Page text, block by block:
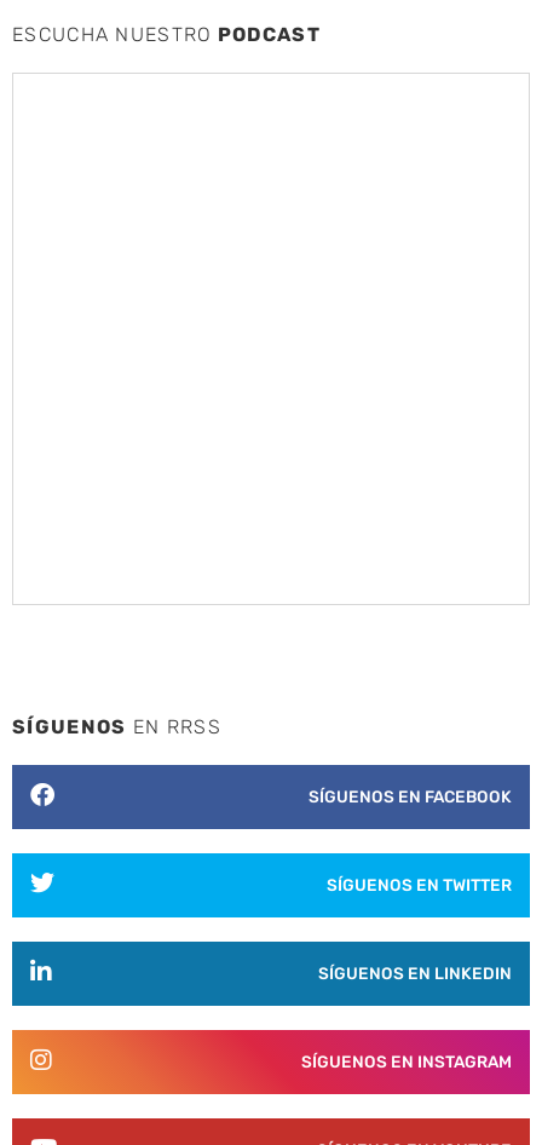
ESCUCHA NUESTRO PODCAST
SÍGUENOS EN RRSS
SÍGUENOS EN FACEBOOK
SÍGUENOS EN TWITTER
SÍGUENOS EN LINKEDIN
SÍGUENOS EN INSTAGRAM